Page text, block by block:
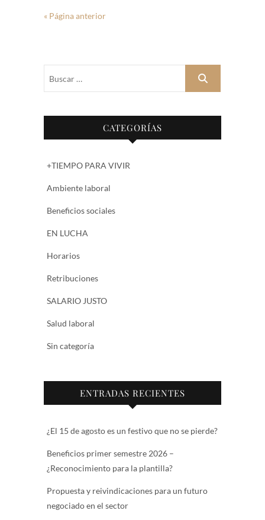
« Página anterior
Buscar
CATEGORÍAS
+TIEMPO PARA VIVIR
Ambiente laboral
Beneficios sociales
EN LUCHA
Horarios
Retribuciones
SALARIO JUSTO
Salud laboral
Sin categoría
ENTRADAS RECIENTES
¿El 15 de agosto es un festivo que no se pierde?
Beneficios primer semestre 2026 –
¿Reconocimiento para la plantilla?
Propuesta y reivindicaciones para un futuro
negociado en el sector